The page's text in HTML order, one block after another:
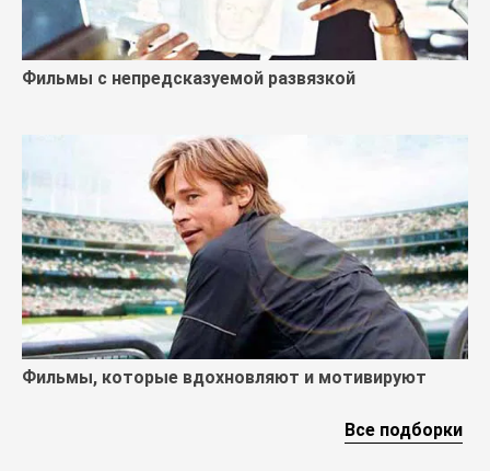
Фильмы с непредсказуемой развязкой
Фильмы, которые вдохновляют и мотивируют
Все подборки